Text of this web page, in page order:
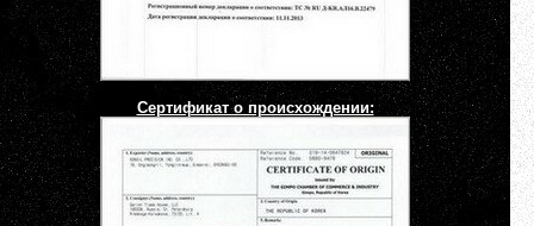
Сертификат о происхождении: